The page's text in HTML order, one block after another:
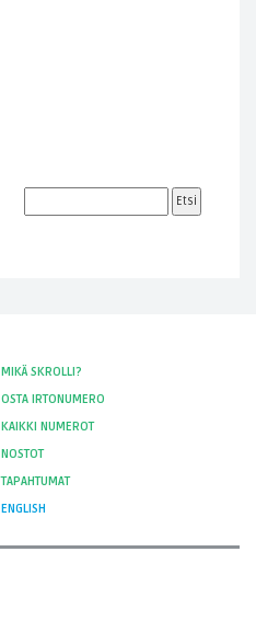
MIKÄ SKROLLI?
OSTA IRTONUMERO
KAIKKI NUMEROT
NOSTOT
TAPAHTUMAT
ENGLISH